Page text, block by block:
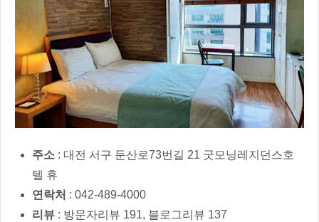
주소 : 대전 서구 둔산로73번길 21 굿모닝레지던스호
텔 휴
연락처 : 042-489-4000
리뷰 : 방문자리뷰 191, 블로그리뷰 137